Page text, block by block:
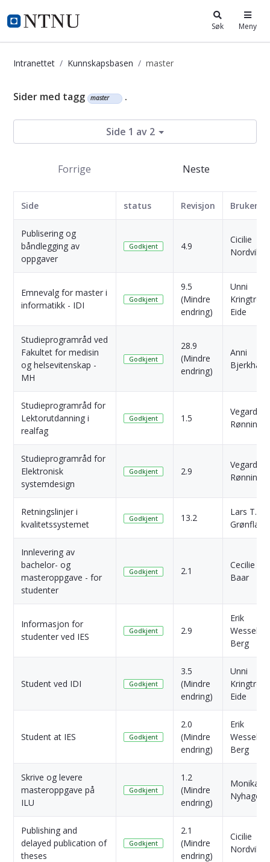
i.ntnu.no Søk Meny
Intranettet Kunnskapsbasen master
Kunnskapsbasen
Sider med tagg master .
Side 1 av 2
Forrige Neste
Side status Revisjon Bruker
Publisering og
båndlegging av
oppgaver
Godkjent 4.9
Cicilie
Nordvik
Emnevalg for master i
informatikk - IDI
Godkjent
9.5
(Mindre
endring)
Unni
Kringtrø
Eide
Studieprogramråd ved
Fakultet for medisin
og helsevitenskap -
MH
Godkjent
28.9
(Mindre
endring)
Anni
Studieprogramråd for
Lektorutdanning i
realfag
Godkjent 1.5
Vegard
Rønning
Studieprogramråd for
Elektronisk
systemdesign
Godkjent 2.9
Vegard
Rønning
Retningslinjer i
kvalitetssystemet
Godkjent 13.2
Lars T.
Innlevering av
bachelor- og
masteroppgave - for
studenter
Godkjent 2.1
Cecilie
Baar
Informasjon for
studenter ved IES
Godkjent 2.9
Erik
Wessel-
Berg
Student ved IDI Godkjent
3.5
(Mindre
endring)
Unni
Kringtrø
Eide
Student at IES Godkjent
2.0
(Mindre
endring)
Erik
Wessel-
Berg
Skrive og levere
masteroppgave på
ILU
Godkjent
1.2
(Mindre
endring)
Monika S.
Nyhagen
Publishing and
delayed publication of
theses
Godkjent
2.1
(Mindre
endring)
Cicilie
Nordvik